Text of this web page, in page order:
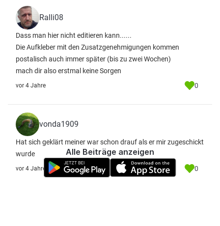
Ralli08
Dass man hier nicht editieren kann......
Die Aufkleber mit den Zusatzgenehmigungen kommen
postalisch auch immer später (bis zu zwei Wochen)
mach dir also erstmal keine Sorgen
vor 4 Jahre 0
vonda1909
Hat sich geklärt meiner war schon drauf als er mir zugeschickt
wurde
vor 4 Jahre 0
Alle Beiträge anzeigen